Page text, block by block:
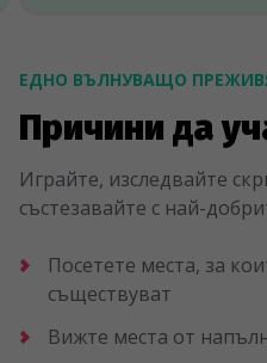
ЕДНО ВЪЛНУВАЩО
Причини да
Играйте, изследвайте
състезавайте с най-
Посетете места, за
съществуват
Вижте места от